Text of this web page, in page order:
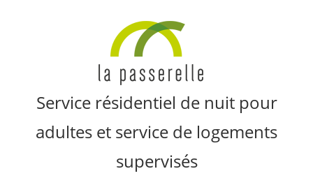
Service résidentiel de nuit pour
adultes et service de logements
supervisés